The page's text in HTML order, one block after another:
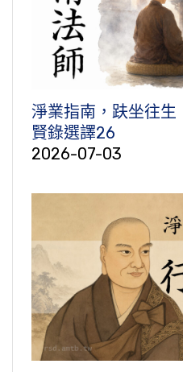
淨業指南，趺坐往生
賢錄選譯26
2026-07-03